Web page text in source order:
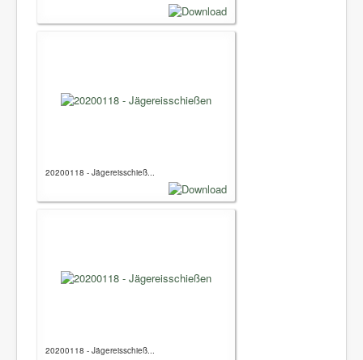
20200118 - Jägereisschieß...
20200118 - Jägereisschieß...